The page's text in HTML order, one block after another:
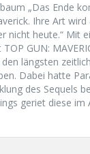
„Das Ende
Ihre Art wird
nicht heute.“ Mit
GUN:
längsten
Dabei hatte
des Sequels
geriet diese